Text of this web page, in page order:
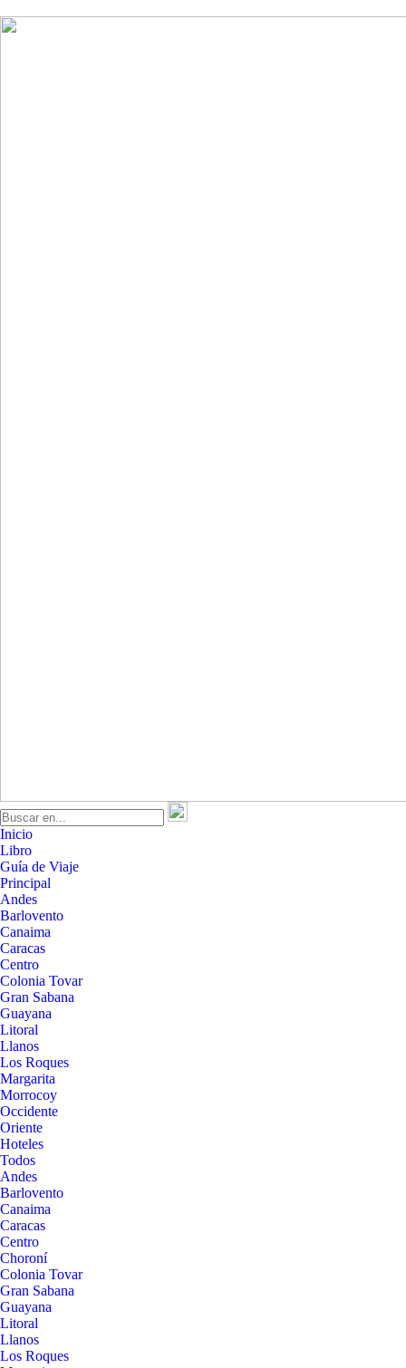
Inicio
Libro
Guía de Viaje
Principal
Andes
Barlovento
Canaima
Caracas
Centro
Colonia Tovar
Gran Sabana
Guayana
Litoral
Llanos
Los Roques
Margarita
Morrocoy
Occidente
Oriente
Hoteles
Todos
Andes
Barlovento
Canaima
Caracas
Centro
Choroní
Colonia Tovar
Gran Sabana
Guayana
Litoral
Llanos
Los Roques